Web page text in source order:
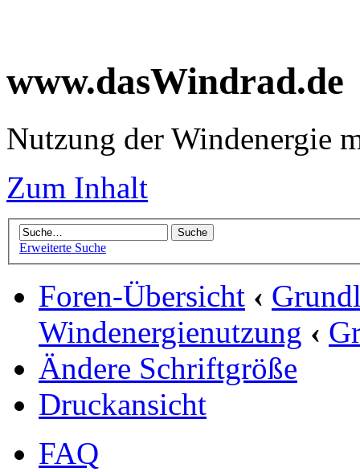
www.dasWindrad.de
Nutzung der Windenergie
Zum Inhalt
Erweiterte Suche
Foren-Übersicht ‹
Windenergienutzung ‹
Ändere Schriftgröße
Druckansicht
FAQ